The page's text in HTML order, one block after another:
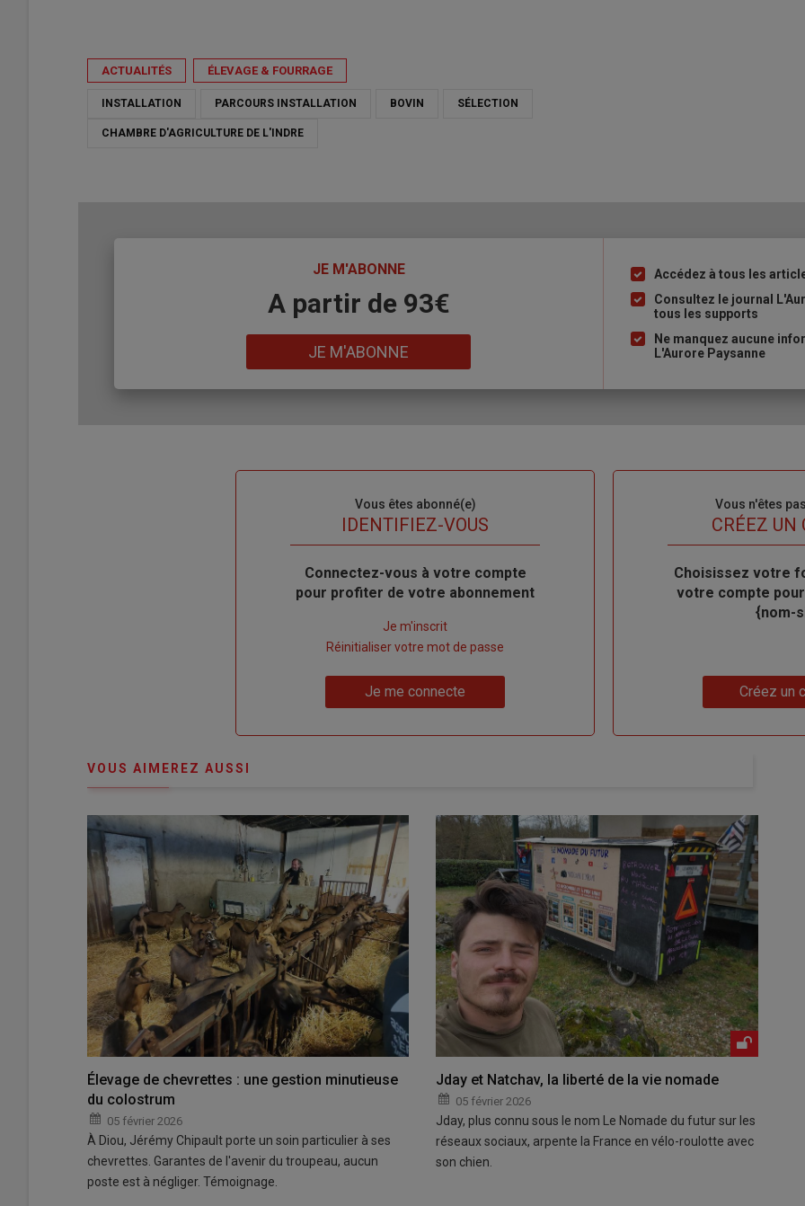
ACTUALITÉS ÉLEVAGE & FOURRAGE
INSTALLATION PARCOURS INSTALLATION BOVIN SÉLECTION
CHAMBRE D'AGRICULTURE DE L'INDRE
JE M'ABONNE
A partir de 93€
JE M'ABONNE
Liste
à
puce
Accédez à tous les
Consultez le journal
tous les supports
Ne manquez aucune
L'Aurore Paysanne
Vous êtes abonné(e)
IDENTIFIEZ-VOUS
Body
Connectez-vous à votre compte
pour profiter de votre abonnement
compte"
Je m'inscrit
Réinitialiser votre mot de passe
Je me connecte
Vous n'êtes
TITRECRÉEZ UN
Body
Choisissez votre
votre compte
{nom-
Créez un
VOUS AIMEREZ AUSSI
Élevage de chevrettes : une gestion minutieuse
du colostrum
05 février 2026
À Diou, Jérémy Chipault porte un soin particulier à ses
chevrettes. Garantes de l'avenir du troupeau, aucun
poste est à négliger. Témoignage.
Jday et Natchav, la liberté de la vie nomade
05 février 2026
Jday, plus connu sous le nom Le Nomade du futur sur les
réseaux sociaux, arpente la France en vélo-roulotte avec
son chien.